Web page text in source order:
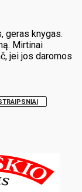
geras knygas.
Mirtinai
jei jos daromos